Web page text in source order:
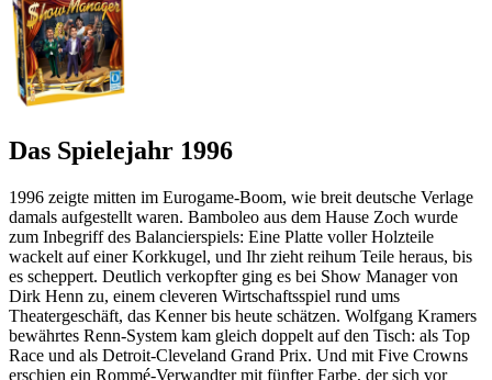
Das Spielejahr 1996
1996 zeigte mitten im Eurogame-Boom, wie breit deutsche Verlage
damals aufgestellt waren. Bamboleo aus dem Hause Zoch wurde
zum Inbegriff des Balancierspiels: Eine Platte voller Holzteile
wackelt auf einer Korkkugel, und Ihr zieht reihum Teile heraus, bis
es scheppert. Deutlich verkopfter ging es bei Show Manager von
Dirk Henn zu, einem cleveren Wirtschaftsspiel rund ums
Theatergeschäft, das Kenner bis heute schätzen. Wolfgang Kramers
bewährtes Renn-System kam gleich doppelt auf den Tisch: als Top
Race und als Detroit-Cleveland Grand Prix. Und mit Five Crowns
erschien ein Rommé-Verwandter mit fünfter Farbe, der sich vor